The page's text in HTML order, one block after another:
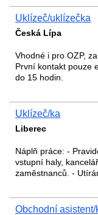
Uklízeč/uklízečka
Česká Lípa
Vhodné i pro OZP,
První kontakt pouze
do 15 hodin.
Uklízeč/ka
Liberec
Náplň práce: -
vstupní haly,
zaměstnanců. -
Obchodní asistent/